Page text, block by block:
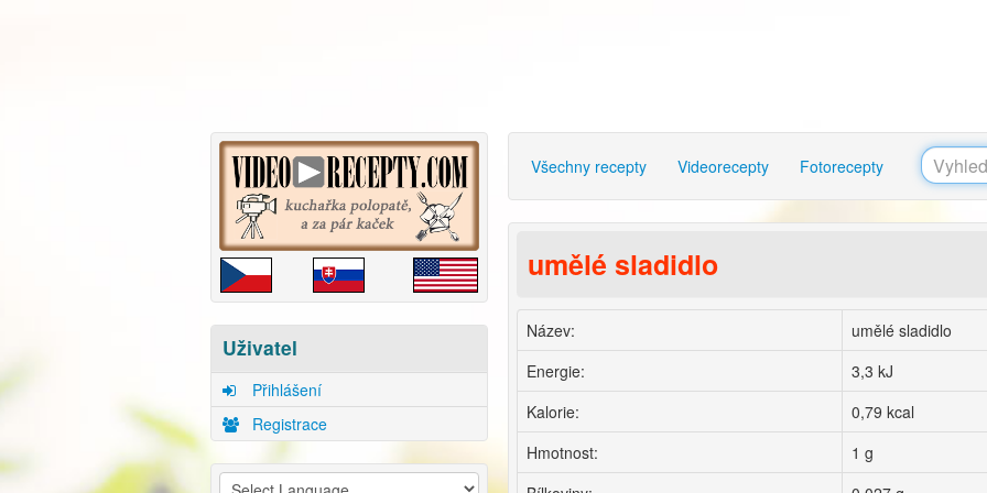
Uživatel
Přihlášení
Registrace
Všechny recepty Videorecepty Fotorecepty
umělé sladidlo
Název:
umělé sladidlo
Energie:
3,3 kJ
Kalorie:
0,79 kcal
Hmotnost:
1 g